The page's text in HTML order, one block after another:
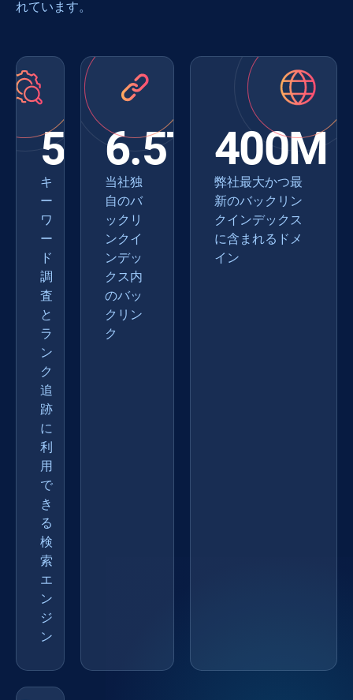
れています。
550+
キ
ー
ワ
ー
ド
調
査
と
ラ
ン
ク
追
跡
に
利
用
で
き
る
検
索
エ
ン
ジ
ン
6.5T
当社独
自のバ
ックリ
ンクイ
ンデッ
クス内
のバッ
クリン
ク
400M
弊社最大かつ最
新のバックリン
クインデックス
に含まれるドメ
イン